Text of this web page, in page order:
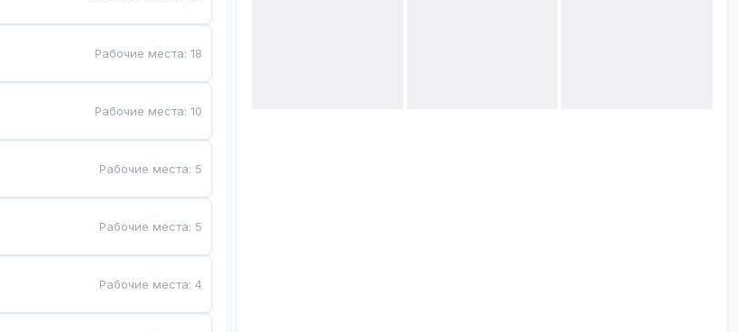
Рабочие места:18
Рабочие места:10
Рабочие места: 5
Рабочие места: 5
Рабочие места:4